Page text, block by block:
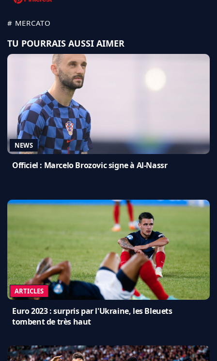
# MERCATO
TU POURRAIS AUSSI AIMER
NEWS
Officiel : Marcelo Brozovic signe à Al-Nassr
ARTICLES
Euro 2023 : surpris par l'Ukraine, les Bleuets
tombent de très haut